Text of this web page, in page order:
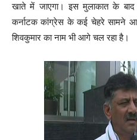
खाते में जाएगा। इस मुलाकात के
कर्नाटक कांग्रेस के कई चेहरे सामने
शिवकुमार का नाम भी आगे चल रहा है।